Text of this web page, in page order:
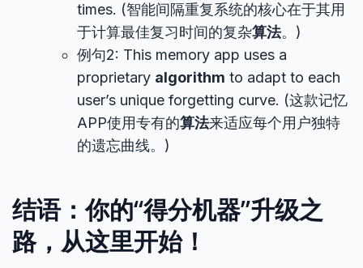
times. (智能间隔重复系统的核心在于其用
于计算最佳复习时间的复杂算法。)
例句2: This memory app uses a
proprietary algorithm to adapt to each
user’s unique forgetting curve. (这款记忆
APP使用专有的算法来适应每个用户独特
的遗忘曲线。)
结语：你的“得分机器”升级之
路，从这里开始！